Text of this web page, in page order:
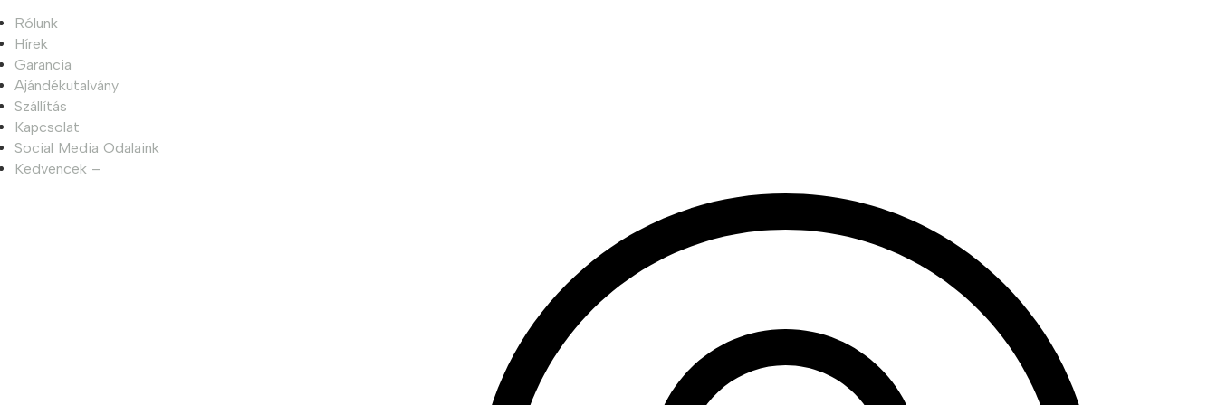
Rólunk
Hírek
Garancia
Ajándékutalvány
Szállítás
Kapcsolat
Social Media Odalaink
Kedvencek –